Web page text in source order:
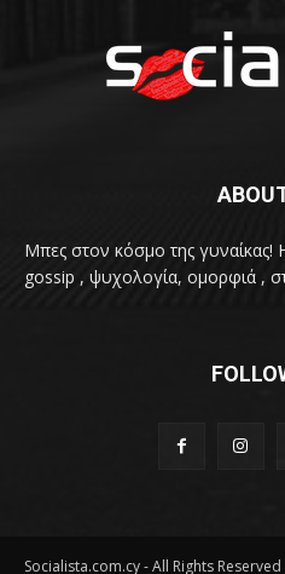
Μπες στον κόσμο της γυναίκας!
gossip , ψυχολογία, ομορφιά ,
Socialista.com.cy - All Rights